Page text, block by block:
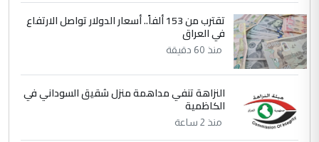
تقترب من 153 ألفاً.. أسعار الدولار تواصل الارتفاع
في العراق
منذ 60 دقيقة
النزاهة تنفي مداهمة منزل شقيق السوداني في
الكاظمية
منذ 2 ساعة